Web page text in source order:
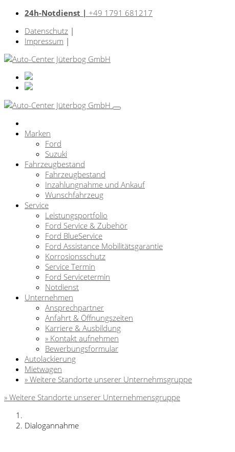
24h-Notdienst | +49 1791 681217
Datenschutz |
Impressum |
Marken
Ford
Suzuki
Fahrzeugbestand
Fahrzeugbestand
Inzahlungnahme und Ankauf
Wunschfahrzeug
Service
Leistungsportfolio
Ford Service & Zubehör
Ford BlueService
Ford Assistance Mobilitätsgarantie
Korrosionsschutz
Service Termin
Ford Servicetermin
Notdienst
Unternehmen
Ansprechpartner
Anfahrt & Öffnungszeiten
Karriere & Ausbildung
» Kontakt aufnehmen
Bewerbungsformular
Autolackierung
Mietwagen
» Weitere Standorte unserer Unternehmsgruppe
» Weitere Standorte unserer Unternehmensgruppe
Dialogannahme